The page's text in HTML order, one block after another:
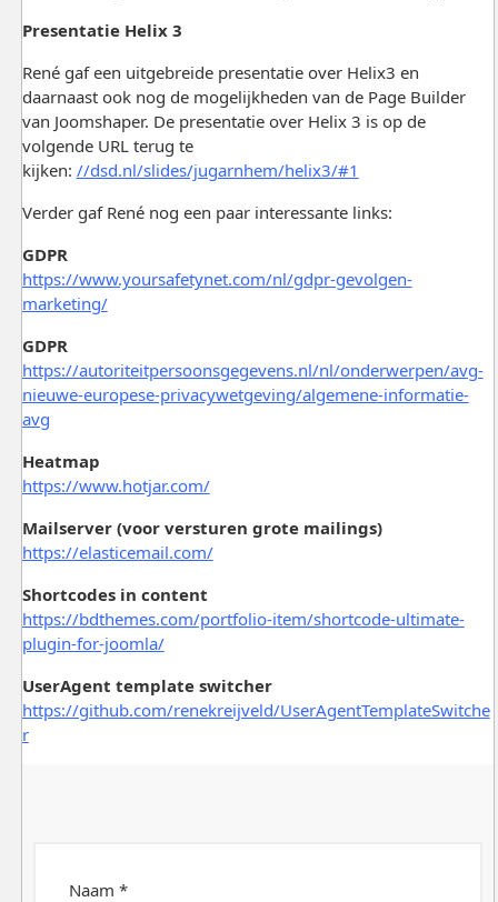
Presentatie Helix 3
René gaf een uitgebreide presentatie over Helix3 en
daarnaast ook nog de mogelijkheden van de Page Builder
van Joomshaper. De presentatie over Helix 3 is op de
volgende URL terug te
kijken: //dsd.nl/slides/jugarnhem/helix3/#1
Verder gaf René nog een paar interessante links:
GDPR
https://www.yoursafetynet.com/nl/gdpr-gevolgen-
marketing/
GDPR
https://autoriteitpersoonsgegevens.nl/nl/onderwerpen/avg-
nieuwe-europese-privacywetgeving/algemene-informatie-
avg
Heatmap
https://www.hotjar.com/
Mailserver (voor versturen grote mailings)
https://elasticemail.com/
Shortcodes in content
https://bdthemes.com/portfolio-item/shortcode-ultimate-
plugin-for-joomla/
UserAgent template switcher
https://github.com/renekreijveld/UserAgentTemplateSwitche
r
Naam *